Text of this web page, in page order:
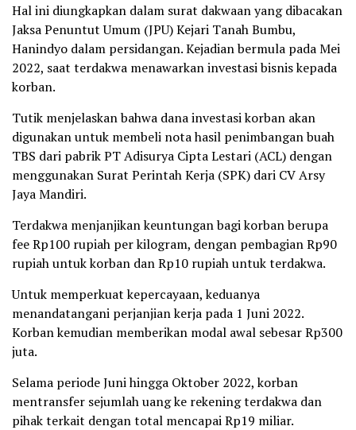
Hal ini diungkapkan dalam surat dakwaan yang dibacakan
Jaksa Penuntut Umum (JPU) Kejari Tanah Bumbu,
Hanindyo dalam persidangan. Kejadian bermula pada Mei
2022, saat terdakwa menawarkan investasi bisnis kepada
korban.
Tutik menjelaskan bahwa dana investasi korban akan
digunakan untuk membeli nota hasil penimbangan buah
TBS dari pabrik PT Adisurya Cipta Lestari (ACL) dengan
menggunakan Surat Perintah Kerja (SPK) dari CV Arsy
Jaya Mandiri.
Terdakwa menjanjikan keuntungan bagi korban berupa
fee Rp100 rupiah per kilogram, dengan pembagian Rp90
rupiah untuk korban dan Rp10 rupiah untuk terdakwa.
Untuk memperkuat kepercayaan, keduanya
menandatangani perjanjian kerja pada 1 Juni 2022.
Korban kemudian memberikan modal awal sebesar Rp300
juta.
Selama periode Juni hingga Oktober 2022, korban
mentransfer sejumlah uang ke rekening terdakwa dan
pihak terkait dengan total mencapai Rp19 miliar.